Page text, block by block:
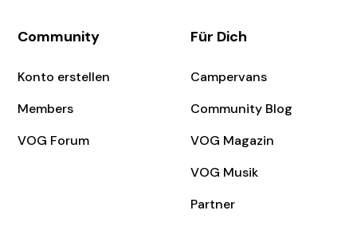
Community
Konto erstellen
Members
VOG Forum
Für Dich
Campervans
Community Blog
VOG Magazin
VOG Musik
Partner